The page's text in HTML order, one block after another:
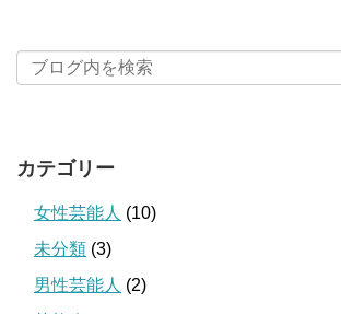
カテゴリー
女性芸能人 (10)
未分類 (3)
男性芸能人 (2)